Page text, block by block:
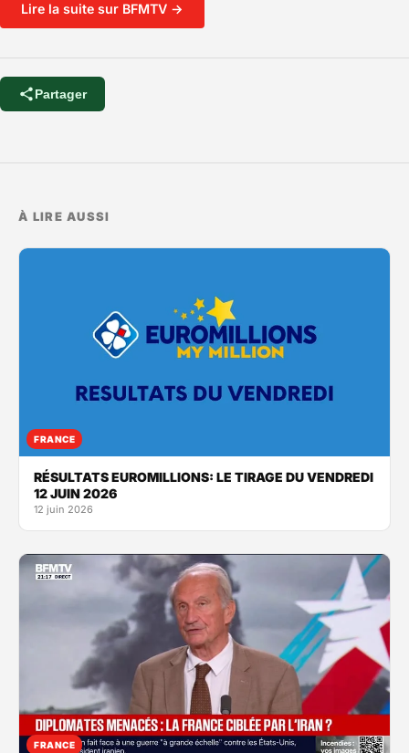
Lire la suite sur BFMTV →
Partager
À LIRE AUSSI
FRANCE
RÉSULTATS EUROMILLIONS: LE TIRAGE DU VENDREDI
12 JUIN 2026
12 juin 2026
FRANCE